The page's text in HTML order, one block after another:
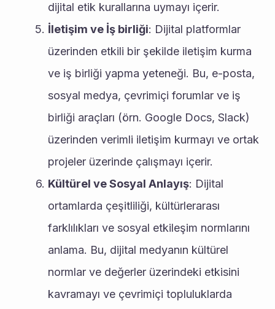
dijital etik kurallarına uymayı içerir.
İletişim ve İş birliği: Dijital platformlar
üzerinden etkili bir şekilde iletişim kurma
ve iş birliği yapma yeteneği. Bu, e-posta,
sosyal medya, çevrimiçi forumlar ve iş
birliği araçları (örn. Google Docs, Slack)
üzerinden verimli iletişim kurmayı ve ortak
projeler üzerinde çalışmayı içerir.
Kültürel ve Sosyal Anlayış: Dijital
ortamlarda çeşitliliği, kültürlerarası
farklılıkları ve sosyal etkileşim normlarını
anlama. Bu, dijital medyanın kültürel
normlar ve değerler üzerindeki etkisini
kavramayı ve çevrimiçi topluluklarda